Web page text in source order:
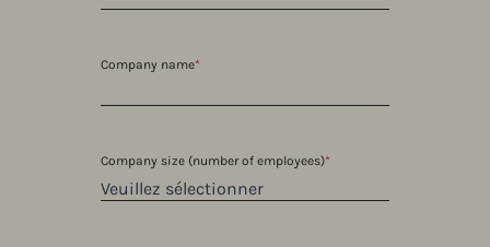
Company name*
Company size (number of employees)*